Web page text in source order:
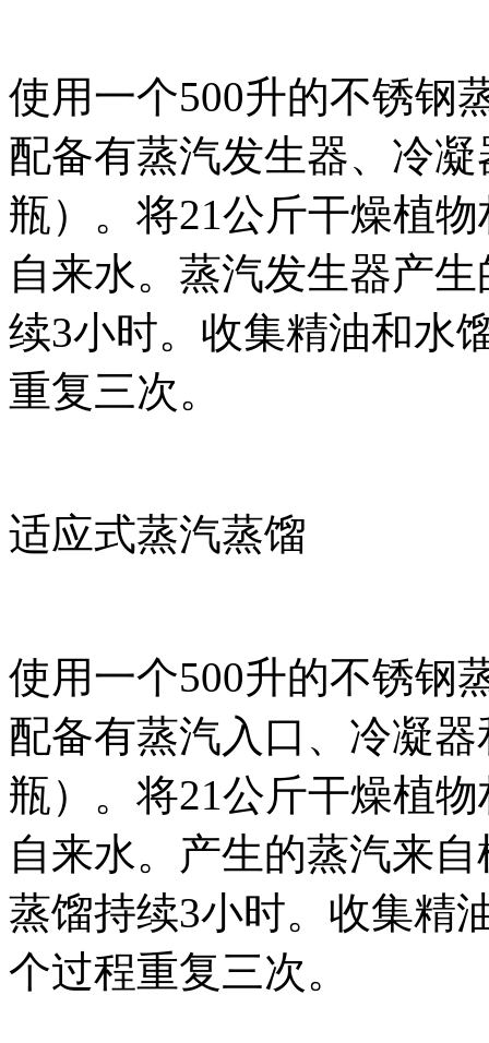
使用一个500升的不锈钢
配备有蒸汽发生器、冷
瓶）。将21公斤干燥植
自来水。蒸汽发生器产
续3小时。收集精油和水
重复三次。
适应式蒸汽蒸馏
使用一个500升的不锈钢
配备有蒸汽入口、冷凝
瓶）。将21公斤干燥植
自来水。产生的蒸汽来
蒸馏持续3小时。收集精
个过程重复三次。